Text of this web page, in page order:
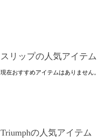
スリップの人気アイテム
現在おすすめアイテムはありません。
Triumphの人気アイテム